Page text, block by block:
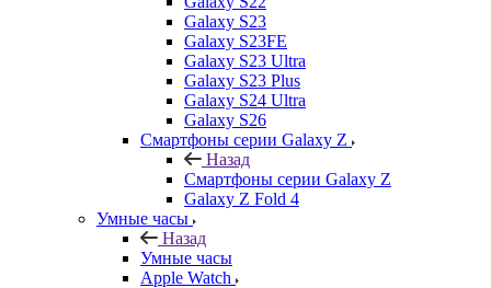
Galaxy S23
Galaxy S23FE
Galaxy S23 Ultra
Galaxy S23 Plus
Galaxy S24 Ultra
Galaxy S26
Смартфоны серии Galaxy Z
Назад
Смартфоны серии Galaxy Z
Galaxy Z Fold 4
Умные часы
Назад
Умные часы
Apple Watch